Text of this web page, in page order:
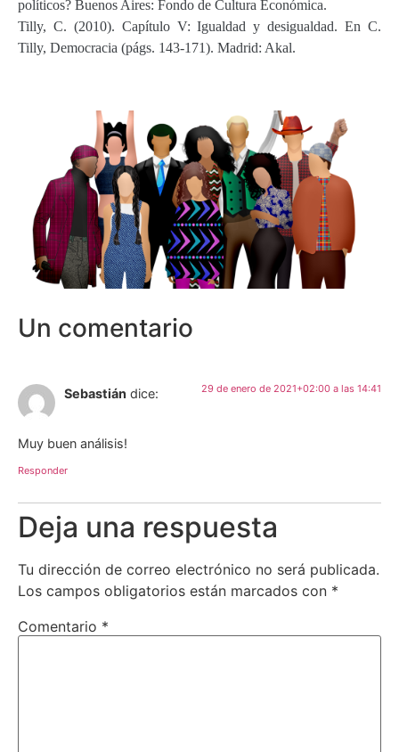
políticos? Buenos Aires: Fondo de Cultura Económica.
Tilly, C. (2010). Capítulo V: Igualdad y desigualdad. En C.
Tilly, Democracia (págs. 143-171). Madrid: Akal.
Un comentario
Sebastián dice: 29 de enero de 2021+02:00 a las 14:41
Muy buen análisis!
Responder
Deja una respuesta
Tu dirección de correo electrónico no será publicada.
Los campos obligatorios están marcados con *
Comentario *